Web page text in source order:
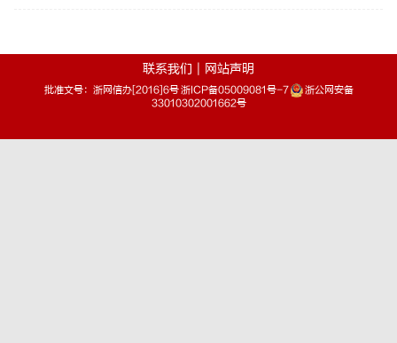
联系我们 网站声明
批准文号：浙网信办[2016]6号 浙ICP备05009081号-7
浙公网安备
33010302001662号